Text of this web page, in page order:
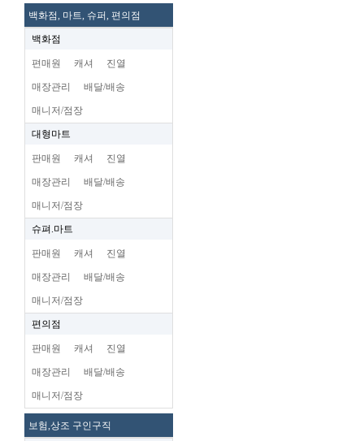
백화점, 마트, 슈퍼, 편의점
백화점
편매원 캐셔 진열
매장관리 배달/배송
매니저/점장
대형마트
판매원 캐셔 진열
매장관리 배달/배송
매니저/점장
슈펴.마트
판매원 캐셔 진열
매장관리 배달/배송
매니저/점장
편의점
판매원 캐셔 진열
매장관리 배달/배송
매니저/점장
보험,상조 구인구직